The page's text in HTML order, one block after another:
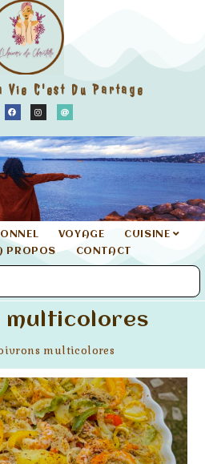
Vie C'est Du Partage
VOYAGE
CUISINE
PROPOS CONTACT
multicolores
multicolores